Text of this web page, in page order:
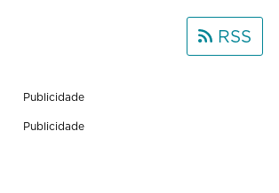
RSS
Publicidade
Publicidade